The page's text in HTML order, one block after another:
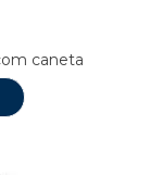
caneta